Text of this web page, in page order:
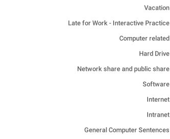
Vacation
Late for Work - Interactive Practice
Computer related
Hard Drive
Network share and public share
Software
Internet
Intranet
General Computer Sentences